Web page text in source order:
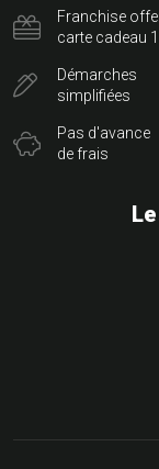
Franchise
carte cadeau
Démarches
simplifiées
Pas d'avance
de frais